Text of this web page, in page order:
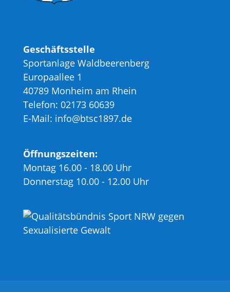
Geschäftsstelle
Sportanlage Waldbeerenberg
Europaallee 1
40789 Monheim am Rhein
Telefon: 02173 60639
E-Mail: info@btsc1897.de
Öffnungszeiten:
Montag 16.00 - 18.00 Uhr
Donnerstag 10.00 - 12.00 Uhr